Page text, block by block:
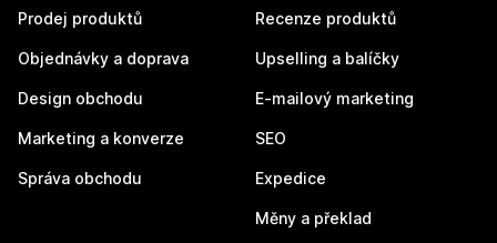
Prodej produktů
Objednávky a doprava
Design obchodu
Marketing a konverze
Správa obchodu
Recenze produktů
Upselling a balíčky
E-mailový marketing
SEO
Expedice
Měny a překlad